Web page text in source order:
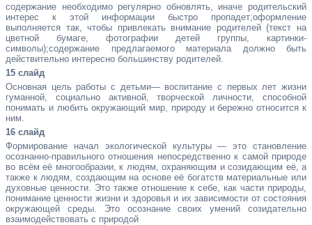
содержание необходимо регулярно обновлять, иначе родительский
интерес к этой информации быстро пропадет;оформление
выполняется так, чтобы привлекать внимание родителей (текст на
цветной бумаге, фотографии детей группы, картинки-
символы);содержание предлагаемого материала должно быть
действительно интересно большинству родителей.
15 слайд
Основная цель работы с детьми— воспитание с первых лет жизни
гуманной, социально активной, творческой личности, способной
понимать и любить окружающий мир, природу и бережно относится к
ним.
16 слайд
Формирование начал экологической культуры — это становление
осознанно-правильного отношения непосредственно к самой природе
во всём её многообразии, к людям, охраняющим и созидающим её, а
также к людям, создающим на основе её богатств материальные или
духовные ценности. Это также отношение к себе, как части природы,
понимание ценности жизни и здоровья и их зависимости от состояния
окружающей среды. Это осознание своих умений созидательно
взаимодействовать с природой